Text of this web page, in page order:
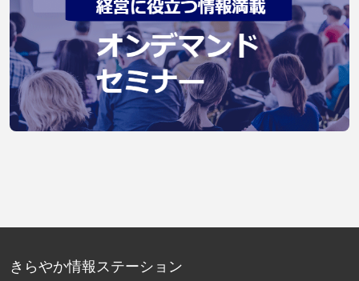
きらやか情報ステーション